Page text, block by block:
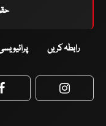
رابطہ کریں
Facebook